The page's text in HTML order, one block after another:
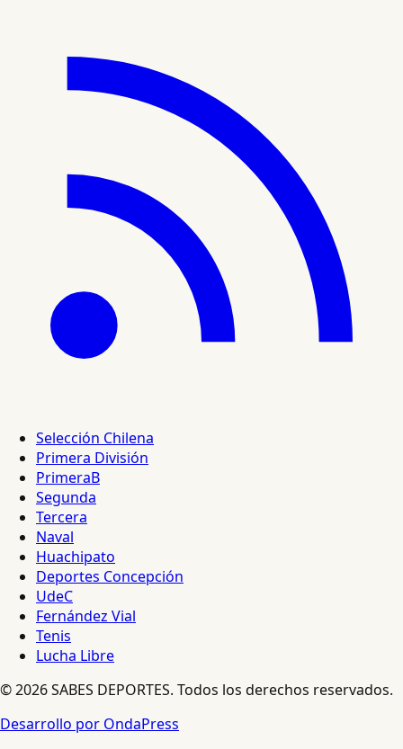
Selección Chilena
Primera División
PrimeraB
Segunda
Tercera
Naval
Huachipato
Deportes Concepción
UdeC
Fernández Vial
Tenis
Lucha Libre
© 2026 SABES DEPORTES. Todos los derechos reservados.
Desarrollo por OndaPress